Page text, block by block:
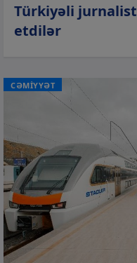
Türkiyəli
etdilər
CƏMİYYƏT